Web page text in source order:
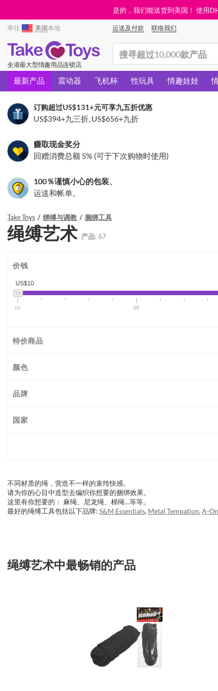
是的，我们能送货到美国！ 使用
寄往 美国本地 运送及付款 联络我们
全港最大型情趣用品连锁店
最新产品 震动器 飞机杯 性玩具 情趣娃娃
订购超过US$131+元可享九五折优惠
US$394+九三折, US$656+九折
赚取现金奖分
回赠消费总额 5% (可于下次购物时使用)
100％谨慎小心的包装、
运送和帐单。
Take Toys 绑缚与调教 捆绑工具
绳缚艺术 产品: 67
价钱
US$10
10 38
特价商品
颜色
品牌
国家
不同材质的绳，营造不一样的束䌸快感。
请为你的心目中造型去编织你想要的捆绑效果。
这里有你想要的： 麻绳、尼龙绳、棉绳…等等。
最好的绳缚工具包括以下品牌: S&M Essentials, Metal Tempation,A-
绳缚艺术中最畅销的产品